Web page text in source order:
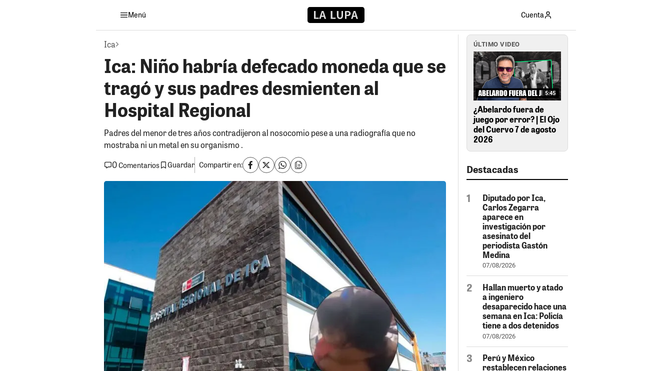
Menú Cuenta
Ica
Ica: Niño habría defecado moneda que se
tragó y sus padres desmienten al
Hospital Regional
Padres del menor de tres años contradijeron al nosocomio pese a una radiografía que no
mostraba ni un metal en su organismo .
0Comentarios Guardar Compartir en:
ÚLTIMO VIDEO
5:45
¿Abelardo fuera de
juego por error? | El Ojo
del Cuervo 7 de agosto
2026
Destacadas
Diputado por Ica,
Carlos Zegarra
aparece en
investigación por
asesinato del
periodista Gastón
Medina
07/08/2026
Hallan muerto y atado
a ingeniero
desaparecido hace una
semana en Ica: Policía
tiene a dos detenidos
07/08/2026
Perú y México
restablecen relaciones